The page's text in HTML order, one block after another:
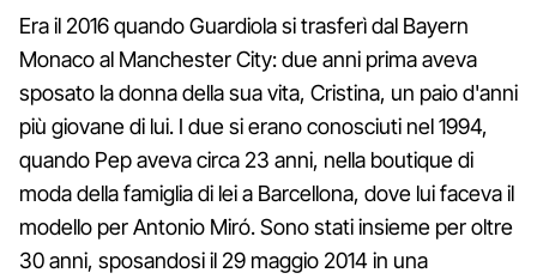
Era il 2016 quando Guardiola si trasferì dal Bayern
Monaco al Manchester City: due anni prima aveva
sposato la donna della sua vita, Cristina, un paio d'anni
più giovane di lui. I due si erano conosciuti nel 1994,
quando Pep aveva circa 23 anni, nella boutique di
moda della famiglia di lei a Barcellona, dove lui faceva il
modello per Antonio Miró. Sono stati insieme per oltre
30 anni, sposandosi il 29 maggio 2014 in una